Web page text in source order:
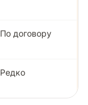
По договору
Редко